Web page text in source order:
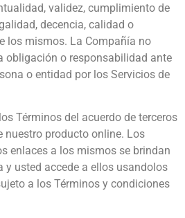
validez, cumplimiento de
decencia, calidad o
los mismos. La Compañía no
obligación o responsabilidad ante
o entidad por los Servicios de
Términos del acuerdo de terceros
nuestro producto online. Los
enlaces a los mismos se brindan
y usted accede a ellos usandolos
a los Términos y condiciones